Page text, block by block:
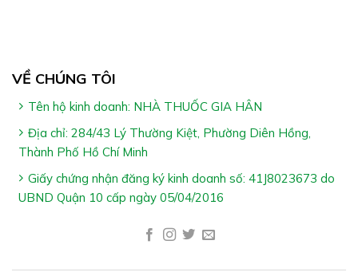
Hỗ trợ bổ sung vitamin D3, lợi khuẩn Bacilus clausii và
Immunepath- IP, hỗ trợ tăng đề kháng
VỀ CHÚNG TÔI
Tên hộ kinh doanh: NHÀ THUỐC GIA HÂN
Địa chỉ: 284/43 Lý Thường Kiệt, Phường Diên Hồng,
Thành Phố Hồ Chí Minh
Giấy chứng nhận đăng ký kinh doanh số: 41J8023673 do
UBND Quận 10 cấp ngày 05/04/2016